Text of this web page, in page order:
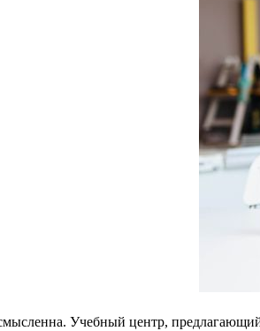
Учебный центр,